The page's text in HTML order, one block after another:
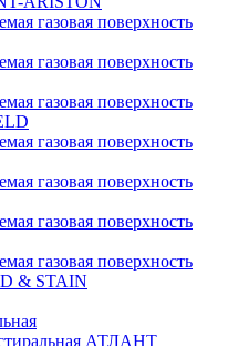
газовая поверхность
газовая поверхность
газовая поверхность
газовая поверхность
газовая поверхность
газовая поверхность
газовая поверхность
& STAIN
АТЛАНТ